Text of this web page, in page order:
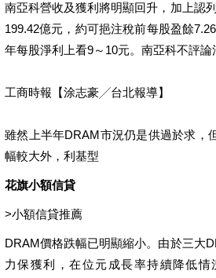
南亞科營收及獲利將明顯回升，加上認
199.42億元，約可挹注稅前每股盈餘
年每股淨利上看9～10元。南亞科不評論
工商時報【涂志豪╱台北報導】
雖然上半年DRAM市況仍是供過於求，
幅較大外，利基型
花旗小額信貸
>小額信貸推薦
DRAM價格跌幅已明顯縮小。由於三大
力保獲利，在位元成長率持續降低